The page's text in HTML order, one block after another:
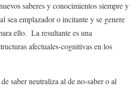
saberes y conocimientos siempre y
sea emplazador o incitante y se genere
ello. La resultante es una
afectuales-cognitivas en los
saber neutraliza al de no-saber o al